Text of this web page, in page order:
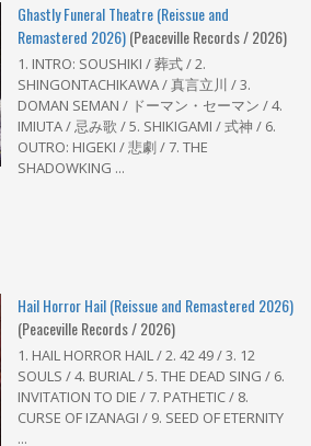
Ghastly Funeral Theatre (Reissue and
Remastered 2026)(Peaceville Records / 2026)
1. INTRO: SOUSHIKI / 葬式 / 2.
SHINGONTACHIKAWA / 真言立川 / 3.
DOMAN SEMAN / ドーマン・セーマン / 4.
IMIUTA / 忌み歌 / 5. SHIKIGAMI / 式神 / 6.
OUTRO: HIGEKI / 悲劇 / 7. THE
SHADOWKING ...
Hail Horror Hail (Reissue and Remastered 2026)
(Peaceville Records / 2026)
1. HAIL HORROR HAIL / 2. 42 49 / 3. 12
SOULS / 4. BURIAL / 5. THE DEAD SING / 6.
INVITATION TO DIE / 7. PATHETIC / 8.
CURSE OF IZANAGI / 9. SEED OF ETERNITY
...